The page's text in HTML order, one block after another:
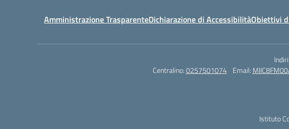
Amministrazione TrasparenteDichiarazione di AccessibilitàObiettivi
Centralino:0257501074 Email:
Istituto